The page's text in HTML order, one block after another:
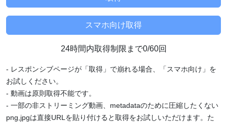
24時間内取得制限まで0/60回
- レスポンシブページが「取得」で崩れる場合、「スマホ向け」を
お試しください。
- 動画は原則取得不能です。
- 一部の非ストリーミング動画、metadataのために圧縮したくない
png,jpgは直接URLを貼り付けると取得をお試しいただけます。た